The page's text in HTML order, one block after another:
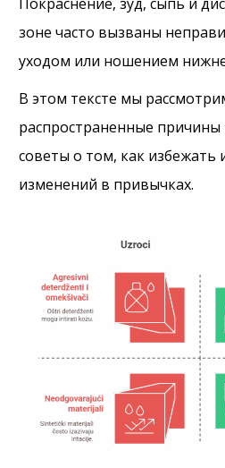
зоне часто вызваны
уходом или ношением
В этом тексте мы
распространенные
советы о том, как избежать
изменений в привычках.